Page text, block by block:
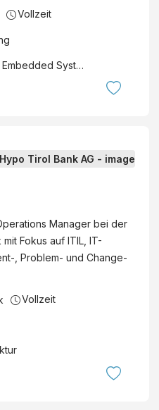
Vollzeit
Systems
Manager bei der
Fokus auf ITIL, IT-
, Problem- und Change-
Vollzeit